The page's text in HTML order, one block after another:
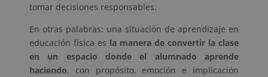
tomar decisiones responsables.
En otras palabras: una situación de aprendizaje en
educación física es la manera de convertir la clase
en un espacio donde el alumnado aprende
haciendo, con propósito, emoción e implicación